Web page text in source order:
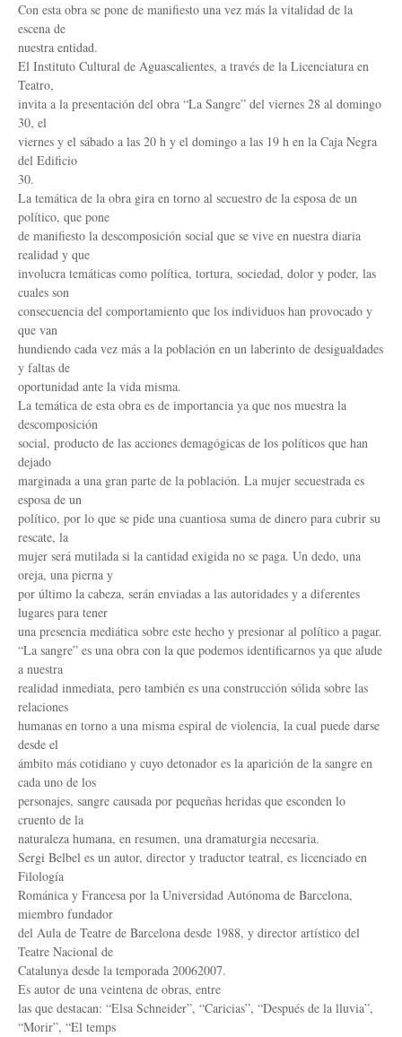
Con esta obra se pone de manifiesto una vez más la vitalidad de la
escena de
nuestra entidad.
El Instituto Cultural de Aguascalientes, a través de la Licenciatura en
Teatro,
invita a la presentación del obra “La Sangre” del viernes 28 al domingo
30, el
viernes y el sábado a las 20 h y el domingo a las 19 h en la Caja Negra
del Edificio
30.
La temática de la obra gira en torno al secuestro de la esposa de un
político, que pone
de manifiesto la descomposición social que se vive en nuestra diaria
realidad y que
involucra temáticas como política, tortura, sociedad, dolor y poder, las
cuales son
consecuencia del comportamiento que los individuos han provocado y
que van
hundiendo cada vez más a la población en un laberinto de desigualdades
y faltas de
oportunidad ante la vida misma.
La temática de esta obra es de importancia ya que nos muestra la
descomposición
social, producto de las acciones demagógicas de los políticos que han
dejado
marginada a una gran parte de la población. La mujer secuestrada es
esposa de un
político, por lo que se pide una cuantiosa suma de dinero para cubrir su
rescate, la
mujer será mutilada si la cantidad exigida no se paga. Un dedo, una
oreja, una pierna y
por último la cabeza, serán enviadas a las autoridades y a diferentes
lugares para tener
una presencia mediática sobre este hecho y presionar al político a pagar.
“La sangre” es una obra con la que podemos identificarnos ya que alude
a nuestra
realidad inmediata, pero también es una construcción sólida sobre las
relaciones
humanas en torno a una misma espiral de violencia, la cual puede darse
desde el
ámbito más cotidiano y cuyo detonador es la aparición de la sangre en
cada uno de los
personajes, sangre causada por pequeñas heridas que esconden lo
cruento de la
naturaleza humana, en resumen, una dramaturgia necesaria.
Sergi Belbel es un autor, director y traductor teatral, es licenciado en
Filología
Románica y Francesa por la Universidad Autónoma de Barcelona,
miembro fundador
del Aula de Teatre de Barcelona desde 1988, y director artístico del
Teatre Nacional de
Catalunya desde la temporada 20062007.
Es autor de una veintena de obras, entre
las que destacan: “Elsa Schneider”, “Caricias”, “Después de la lluvia”,
“Morir”, “El temps